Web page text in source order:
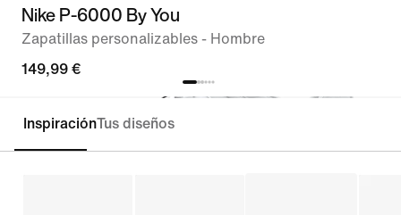
Nike P-6000 By You
Zapatillas personalizables - Hombre
149,99 €
Personalizar
InspiraciónTus diseños